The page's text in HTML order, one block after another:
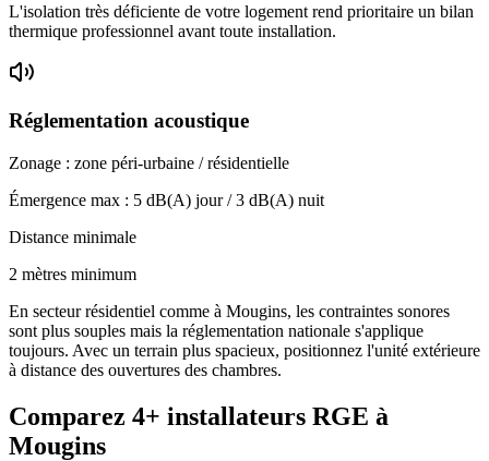
L'isolation très déficiente de votre logement rend prioritaire un bilan
thermique professionnel avant toute installation.
Réglementation acoustique
Zonage : zone péri-urbaine / résidentielle
Émergence max : 5 dB(A) jour /3 dB(A) nuit
Distance minimale
2 mètres minimum
En secteur résidentiel comme à Mougins, les contraintes sonores
sont plus souples mais la réglementation nationale s'applique
toujours. Avec un terrain plus spacieux, positionnez l'unité extérieure
à distance des ouvertures des chambres.
Comparez 4+ installateurs RGE à
Mougins